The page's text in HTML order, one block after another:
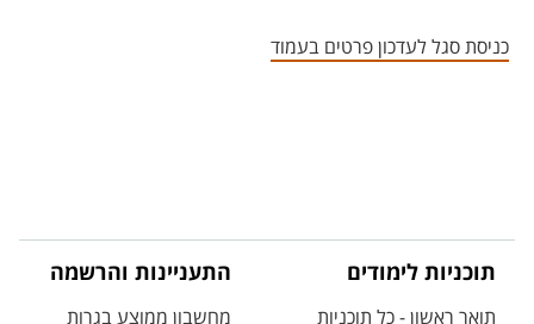
כניסת סגל לעדכון פרטים בעמוד
תוכניות לימודים
תואר ראשון - כל תוכניות
התעניינות והרשמה
מחשבון ממוצע בגרות